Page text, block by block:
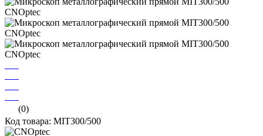
(0)
Код товара: MIT300/500